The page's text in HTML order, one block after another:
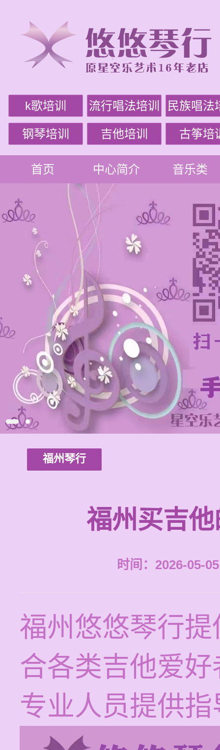
k歌培训 流行唱法培训 民族唱法
钢琴培训 吉他培训 古筝培
首页 中心简介 音乐类
福州琴行
福州买吉
时间：2026-05-
福州悠悠琴行
合各类吉他爱
专业人员提供指